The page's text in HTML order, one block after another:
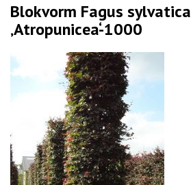
Blokvorm Fagus sylvatica
‚Atropunicea‘-1000